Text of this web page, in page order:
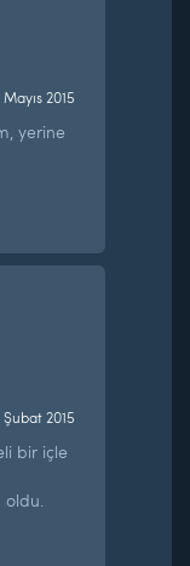
Mayıs 2015
yerine
Şubat 2015
bir içle